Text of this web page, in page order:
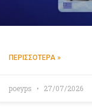
ΠΕΡΙΣΣΌΤΕΡΑ »
poeyps 27/07/2026